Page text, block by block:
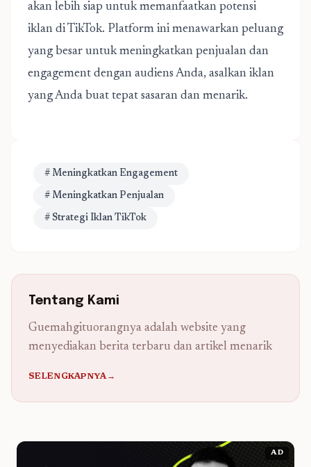
akan lebih siap untuk memanfaatkan potensi
iklan di TikTok. Platform ini menawarkan peluang
yang besar untuk meningkatkan penjualan dan
engagement dengan audiens Anda, asalkan iklan
yang Anda buat tepat sasaran dan menarik.
# Meningkatkan Engagement
# Meningkatkan Penjualan
# Strategi Iklan TikTok
Tentang Kami
Guemahgituorangnya adalah website yang
menyediakan berita terbaru dan artikel menarik
SELENGKAPNYA→
AD